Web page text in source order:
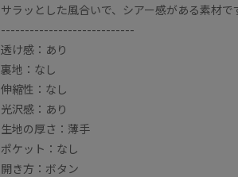
サラッとした風合いで、シアー感がある素材で
----------------------------
透け感：あり
裏地：なし
伸縮性：なし
光沢感：あり
生地の厚さ：薄手
ポケット：なし
開き方：ボタン